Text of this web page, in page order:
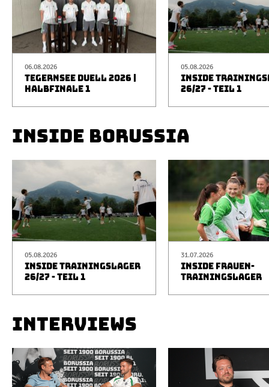
06.08.2026
TEGERNSEE DUELL 2026 |
HALBFINALE 1
05.08.2026
INSIDE
26/27 - TEIL 1
INSIDE BORUSSIA
05.08.2026
INSIDE TRAININGSLAGER
26/27 - TEIL 1
31.07.2026
INSIDE FRAUEN-
TRAININGSLAGER
INTERVIEWS